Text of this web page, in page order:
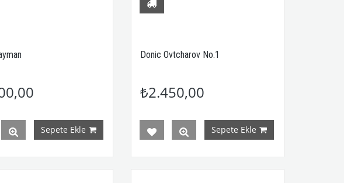
Sepete Ekle
Donic Ovtcharov No.1
₺2.450,00
Sepete Ekle